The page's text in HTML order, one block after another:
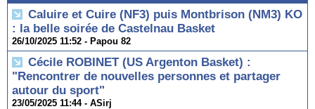
Caluire et Cuire (NF3) puis Montbrison (NM3) KO
: la belle soirée de Castelnau Basket
26/10/2025 11:52 - Papou 82
Cécile ROBINET (US Argenton Basket) :
"Rencontrer de nouvelles personnes et partager
autour du sport"
23/05/2025 11:44 - ASirj